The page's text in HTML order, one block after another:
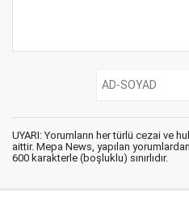
UYARI: Yorumların her türlü cezai ve
aittir. Mepa News, yapılan
600 karakterle (boşluklu) sınırlıdır.